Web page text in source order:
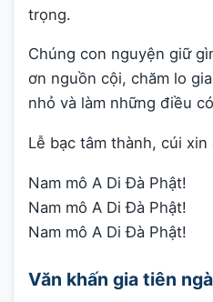
trọng.
Chúng con nguyện giữ
ơn nguồn cội, chăm lo
nhỏ và làm những điều
Lễ bạc tâm thành, cúi xin
Nam mô A Di Đà Phật!
Nam mô A Di Đà Phật!
Nam mô A Di Đà Phật!
Văn khấn gia tiên